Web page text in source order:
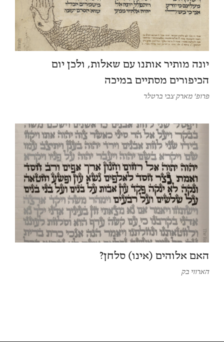
יונה מותיר אותנו עם שאלות, ולכן יום
הכיפורים מסתיים במיכה
פרופ' מארק צבי ברטלר
האם אלוהים (אינו) סלחן?
הארווי בק